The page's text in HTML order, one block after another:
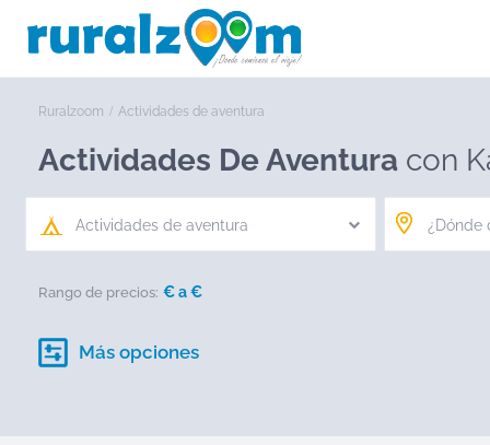
Ruralzoom Actividades de aventura
Actividades De Aventura con
Actividades de aventura
Rango de precios: € a€
Más opciones